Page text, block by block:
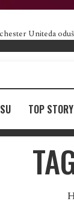
Uniteda
TOP STORY